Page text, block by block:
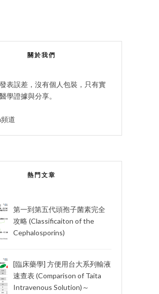
關於我們
表誤差，沒有個人包裝，只有實
學證據與分享。
道
熱門文章
第一到第五代頭孢子菌素完全
攻略 (Classificaiton of the
Cephalosporins)
[臨床藥學] 方便用台大系列輸液
速查表 (Comparison of Taita
Intravenous Solution)～